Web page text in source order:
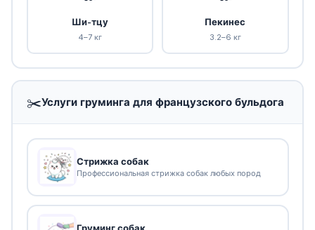
Ши-тцу
4–7 кг
Пекинес
3.2–6 кг
✂️Услуги груминга для французского бульдога
Стрижка собак
Профессиональная стрижка собак любых пород
Груминг собак